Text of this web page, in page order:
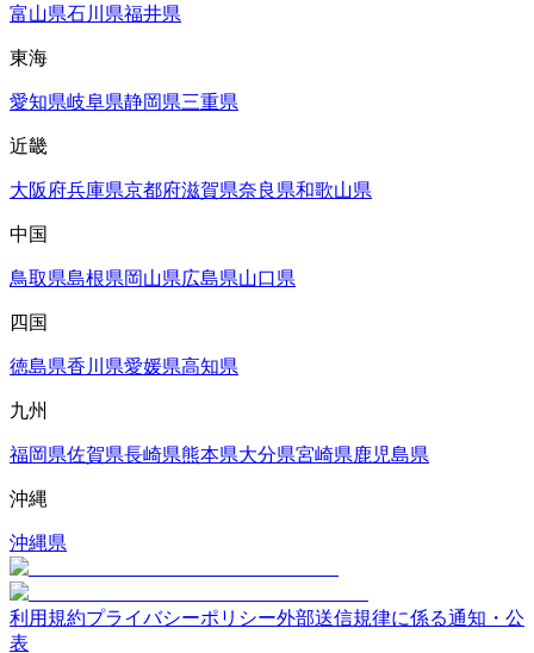
富山県石川県福井県
東海
愛知県岐阜県静岡県三重県
近畿
大阪府兵庫県京都府滋賀県奈良県和歌山県
中国
鳥取県島根県岡山県広島県山口県
四国
徳島県香川県愛媛県高知県
九州
福岡県佐賀県長崎県熊本県大分県宮崎県鹿児島県
沖縄
沖縄県
利用規約プライバシーポリシー外部送信規律に係る通知・公
表